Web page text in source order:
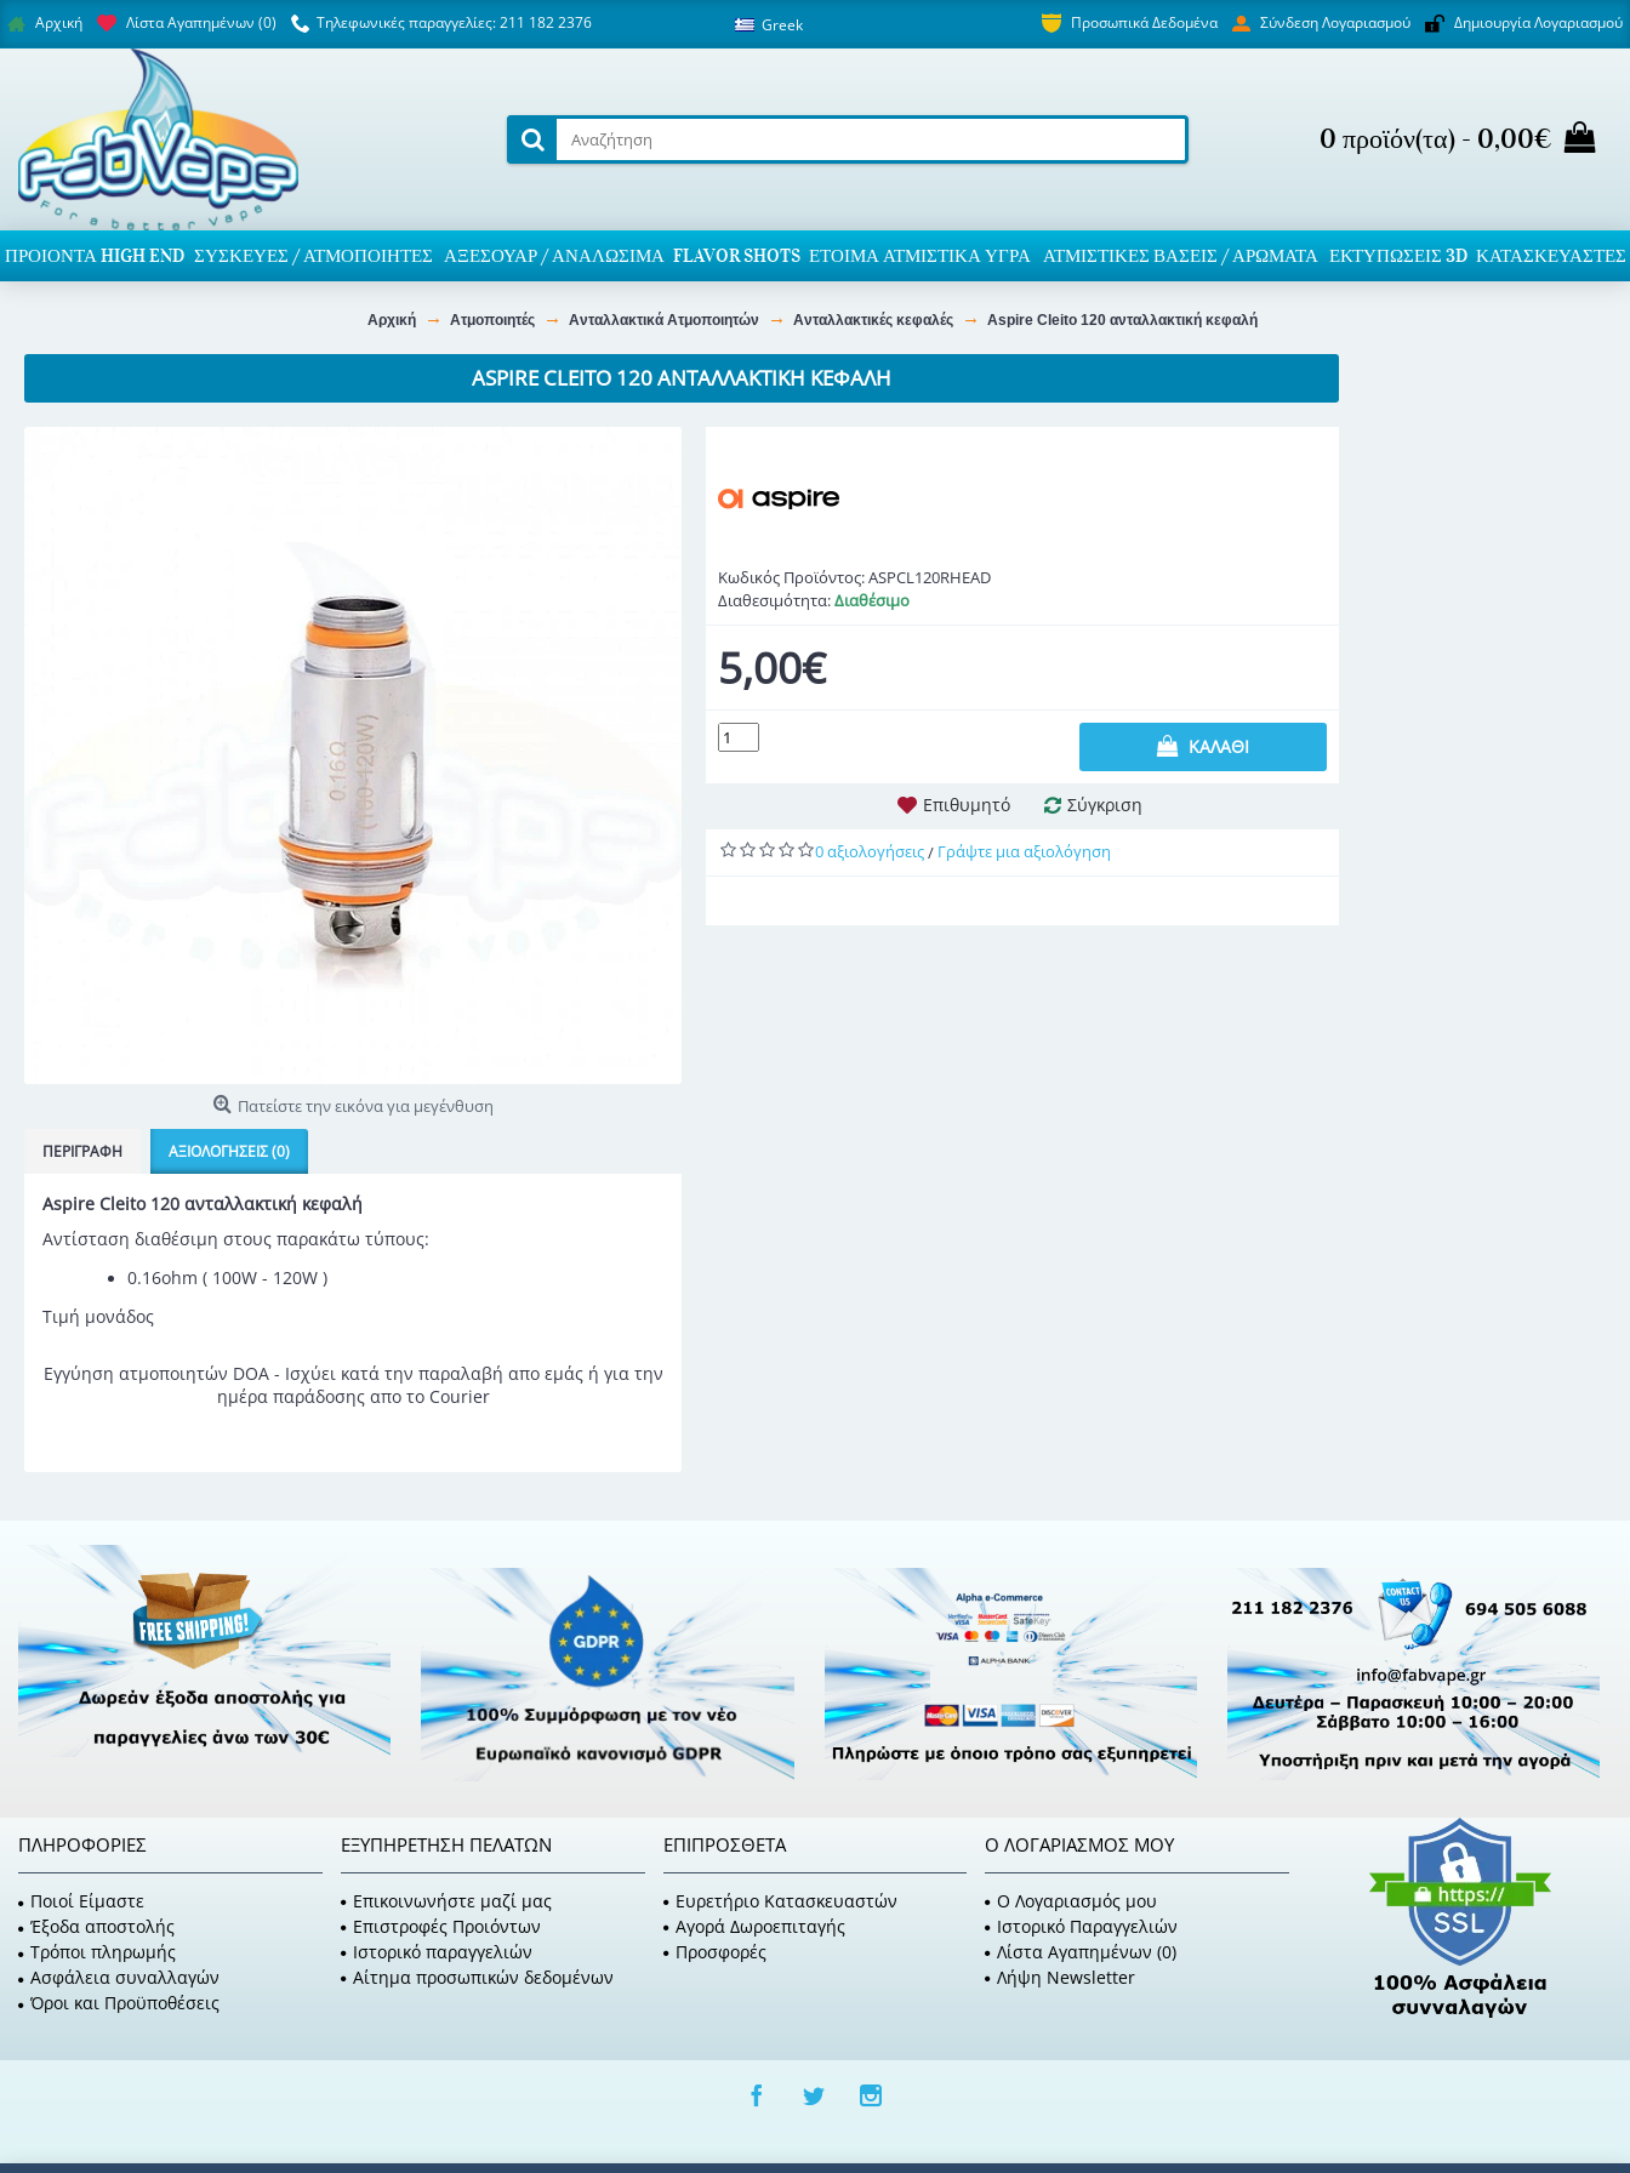
Αρχική Λίστα Αγαπημένων (0) Τηλεφωνικές παραγγελίες: 211 182 2376 Greek Προσωπικά Δεδομένα Σύνδεση Λογαριασμού Δημιουργία Λογαριασμού
0 προϊόν(τα) - 0,00€
ΠΡΟΙΌΝΤΑ HIGH END ΣΥΣΚΕΥΈΣ / ΑΤΜΟΠΟΙΗΤΈΣ ΑΞΕΣΟΥΆΡ / ΑΝΑΛΏΣΙΜΑ FLAVOR SHOTS ΈΤΟΙΜΑ ΑΤΜΙΣΤΙΚΆ ΥΓΡΆ ΑΤΜΙΣΤΙΚΈΣ ΒΆΣΕΙΣ / ΑΡΏΜΑΤΑ ΕΚΤΥΠΏΣΕΙΣ 3D ΚΑΤΑΣΚΕΥΑΣΤΕΣ
Αρχική Ατμοποιητές Ανταλλακτικά Ατμοποιητών Ανταλλακτικές κεφαλές Aspire Cleito 120 ανταλλακτική κεφαλή
ASPIRE CLEITO 120 ΑΝΤΑΛΛΑΚΤΙΚΉ ΚΕΦΑΛΉ
Πατείστε την εικόνα για μεγένθυση
ΠΕΡΙΓΡΑΦΉ ΑΞΙΟΛΟΓΉΣΕΙΣ (0)
Aspire Cleito 120 ανταλλακτική κεφαλή
Αντίσταση διαθέσιμη στους παρακάτω τύπους:
0.16ohm ( 100W - 120W )
​Τιμή μονάδος
Εγγύηση ατμοποιητών DOA - Ισχύει κατά την παραλαβή απο εμάς ή για την
ημέρα παράδοσης απο το Courier
Κωδικός Προϊόντος:ASPCL120RHEAD
Διαθεσιμότητα:Διαθέσιμο
5,00€
ΚΑΛΆΘΙ
Επιθυμητό Σύγκριση
0 αξιολογήσεις/ Γράψτε μια αξιολόγηση
ΠΛΗΡΟΦΟΡΊΕΣ
Ποιοί Είμαστε
Έξοδα αποστολής
Τρόποι πληρωμής
Ασφάλεια συναλλαγών
Όροι και Προϋποθέσεις
ΕΞΥΠΗΡΈΤΗΣΗ ΠΕΛΑΤΏΝ
Επικοινωνήστε μαζί μας
Επιστροφές Προιόντων
Ιστορικό παραγγελιών
Αίτημα προσωπικών δεδομένων
ΕΠΙΠΡΌΣΘΕΤΑ
Ευρετήριο Κατασκευαστών
Αγορά Δωροεπιταγής
Προσφορές
Ο ΛΟΓΑΡΙΑΣΜΌΣ ΜΟΥ
O Λογαριασμός μου
Ιστορικό Παραγγελιών
Λίστα Αγαπημένων (0)
Λήψη Newsletter